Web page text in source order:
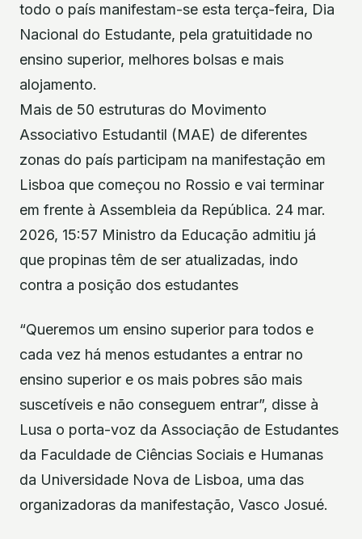
todo o país manifestam-se esta terça-feira, Dia
Nacional do Estudante, pela gratuitidade no
ensino superior, melhores bolsas e mais
alojamento.
Mais de 50 estruturas do Movimento
Associativo Estudantil (MAE) de diferentes
zonas do país participam na manifestação em
Lisboa que começou no Rossio e vai terminar
em frente à Assembleia da República. 24 mar.
2026, 15:57 Ministro da Educação admitiu já
que propinas têm de ser atualizadas, indo
contra a posição dos estudantes
“Queremos um ensino superior para todos e
cada vez há menos estudantes a entrar no
ensino superior e os mais pobres são mais
suscetíveis e não conseguem entrar”, disse à
Lusa o porta-voz da Associação de Estudantes
da Faculdade de Ciências Sociais e Humanas
da Universidade Nova de Lisboa, uma das
organizadoras da manifestação, Vasco Josué.